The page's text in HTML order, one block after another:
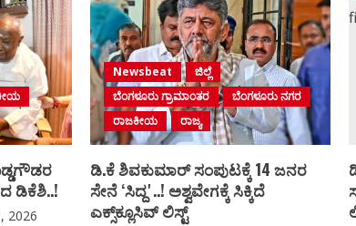
ಡಿಕೆಶಿ..!
2026
Newsbeat
ಜಿಲ್ಲೆ
ಬೆಂಗಳೂರು ಗ್ರಾಮಾಂತರ
ಬೆಂಗಳೂರು ನಗರ
ರಾಜಕೀಯ
ರಾಜ್ಯ
ಡಿ.ಕೆ ಶಿವಕುಮಾರ್‌ ಸಂಪುಟಕ್ಕೆ 14 ಜನರ
ಸೇನೆ ʻಸಿದ್ದʼ..! ಅಶ್ವವೇಗಕ್ಕೆ ಸಿಕ್ಕಿದೆ
ಎಕ್ಸ್‌ಕ್ಲೂಸಿವ್‌ ಲಿಸ್ಟ್‌